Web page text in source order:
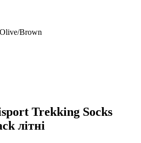
Brown
Trekking Socks
літні